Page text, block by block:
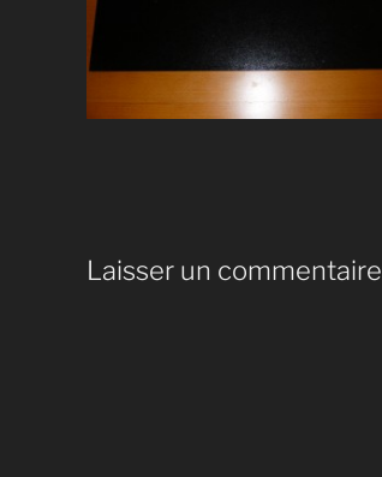
Laisser un commentaire